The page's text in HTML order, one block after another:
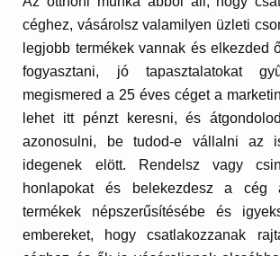
céghez, vásárolsz valamilyen üzleti
legjobb termékek vannak és elkezded
fogyasztani, jó tapasztalatokat
megismered a 25 éves céget a
lehet itt pénzt keresni, és
azonosulni, be tudod-e vállalni az
idegenek elött. Rendelsz vagy
honlapokat és belekezdesz a cég
termékek népszerűsítésébe és
embereket, hogy csatlakozzanak